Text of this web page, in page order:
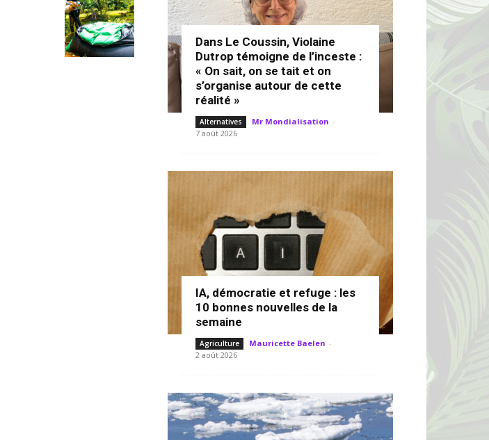
Dans Le Coussin, Violaine
Dutrop témoigne de l’inceste :
« On sait, on se tait et on
s’organise autour de cette
réalité »
Alternatives Mr Mondialisation -
7 août 2026
IA, démocratie et refuge : les
10 bonnes nouvelles de la
semaine
Agriculture Mauricette Baelen -
2 août 2026